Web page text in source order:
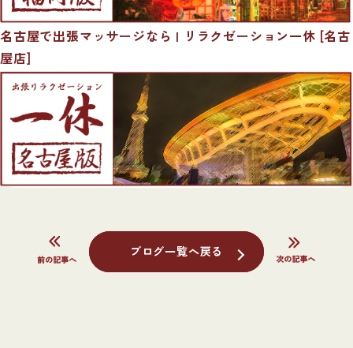
名古屋で出張マッサージなら | リラクゼーション一休 [名古
屋店]
ブログ一覧へ戻る